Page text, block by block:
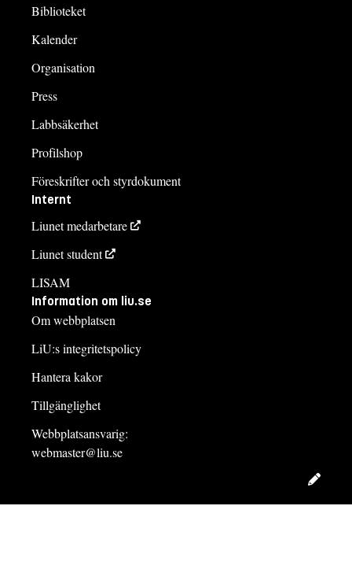
Biblioteket
Kalender
Organisation
Press
Labbsäkerhet
Profilshop
Föreskrifter och styrdokument
Internt
Liunet medarbetare
Liunet student
LISAM
Information om liu.se
Om webbplatsen
LiU:s integritetspolicy
Hantera kakor
Tillgänglighet
Webbplatsansvarig:
webmaster@liu.se